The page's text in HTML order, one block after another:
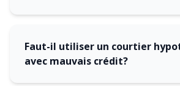
Faut-il utiliser un courtier
avec mauvais crédit?